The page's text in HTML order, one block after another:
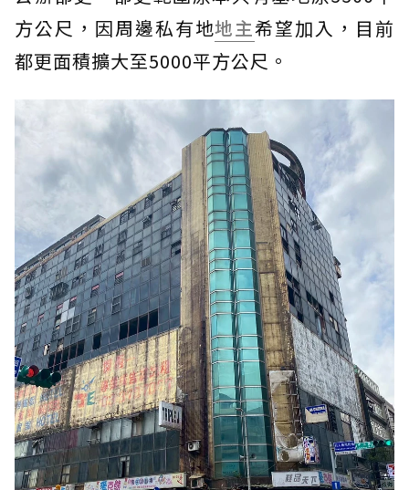
方公尺，因周邊私有地地主希望加入，目前
都更面積擴大至5000平方公尺。